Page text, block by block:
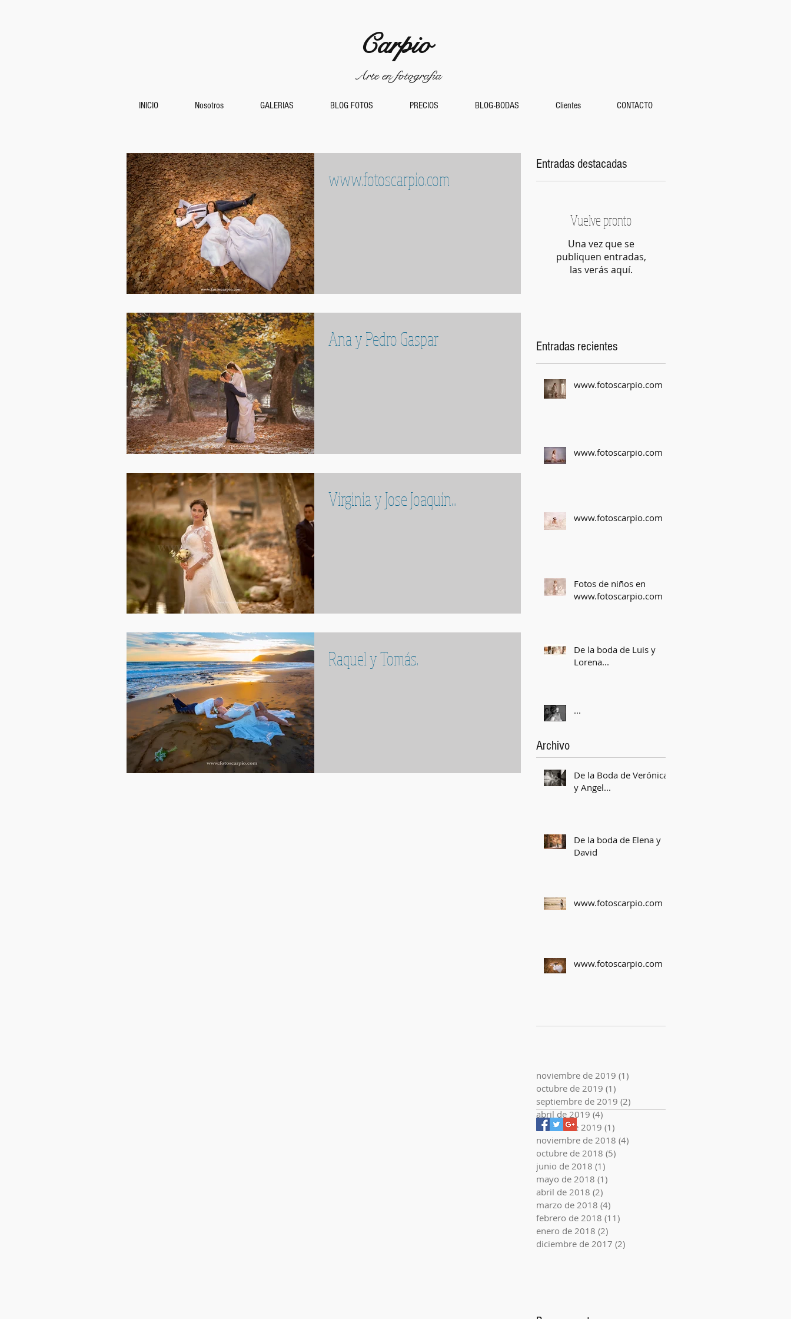
Carpio
Arte en fotografía
INICIO Nosotros GALERIAS BLOG FOTOS PRECIOS BLOG-BODAS Clientes CONTACTO
www.fotoscarpio.com
Ana y Pedro Gaspar
Virginia y Jose Joaquin...
Raquel y Tomás.
Entradas destacadas
Vuelve pronto
Una vez que se
publiquen entradas,
las verás aquí.
Entradas recientes
www.fotoscarpio.com
www.fotoscarpio.com
www.fotoscarpio.com
Fotos de niños en
www.fotoscarpio.com
De la boda de Luis y
Lorena...
...
De la Boda de Verónica
y Angel...
De la boda de Elena y
David
www.fotoscarpio.com
www.fotoscarpio.com
Archivo
noviembre de 2019 (1)
octubre de 2019 (1)
septiembre de 2019 (2)
abril de 2019 (4)
febrero de 2019 (1)
noviembre de 2018 (4)
octubre de 2018 (5)
junio de 2018 (1)
mayo de 2018 (1)
abril de 2018 (2)
marzo de 2018 (4)
febrero de 2018 (11)
enero de 2018 (2)
diciembre de 2017 (2)